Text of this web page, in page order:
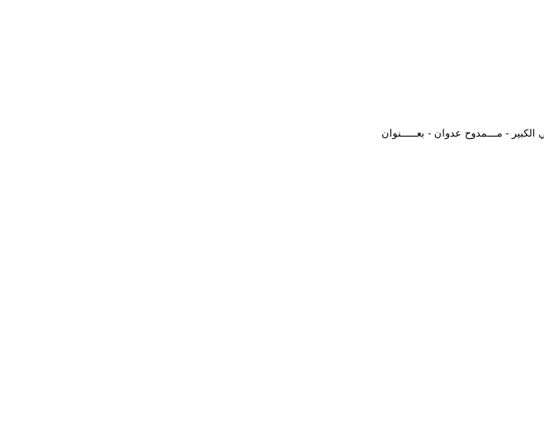
- مـــمدوح عدوان - بعـــــنوان